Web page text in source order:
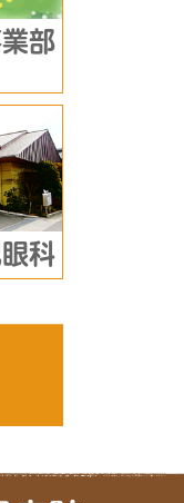
部
科